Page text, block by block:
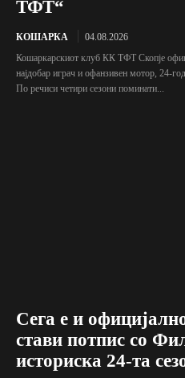
ТФТ“
КОШАРКА
04.08.2026
Кошаркарскиот клуб КК ТФТ Скопје
најдобар играч и офанзивен мотор, 24-
По речиси четири сезони поминати...
Сега е и
стави потпис со
историска 24-та